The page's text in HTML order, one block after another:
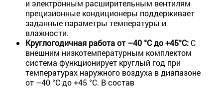
и электронным расширительным вентилям
прецизионные кондиционеры поддерживает
заданные параметры температуры и
влажности.
Круглогодичная работа от –40 °C до +45°C: С
внешним низкотемпературным комплектом
система функционирует круглый год при
температурах наружного воздуха в диапазоне
от –40 °C до +45 °C. В состав